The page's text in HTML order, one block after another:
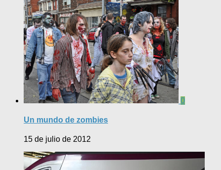
0
Un mundo de zombies
15 de julio de 2012